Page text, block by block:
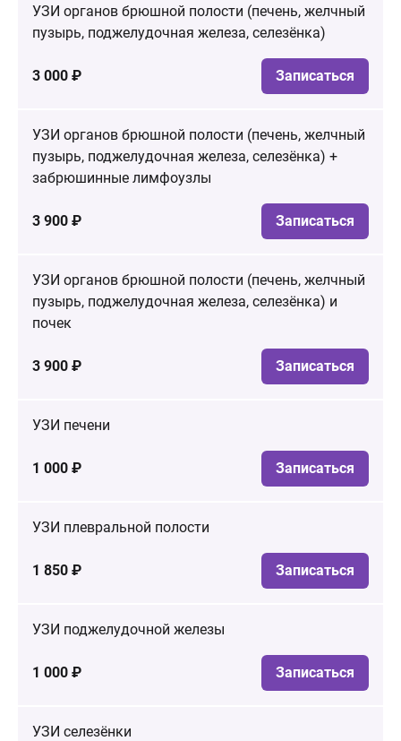
УЗИ органов брюшной полости (печень, желчный
пузырь, поджелудочная железа, селезёнка)
3 000 ₽ Записаться
УЗИ органов брюшной полости (печень, желчный
пузырь, поджелудочная железа, селезёнка) +
забрюшинные лимфоузлы
3 900 ₽ Записаться
УЗИ органов брюшной полости (печень, желчный
пузырь, поджелудочная железа, селезёнка) и
почек
3 900 ₽ Записаться
УЗИ печени
1 000 ₽ Записаться
УЗИ плевральной полости
1 850 ₽ Записаться
УЗИ поджелудочной железы
1 000 ₽ Записаться
УЗИ селезёнки